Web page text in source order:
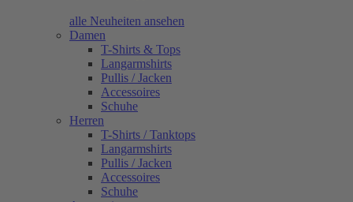
alle Neuheiten ansehen
Damen
T-Shirts & Tops
Langarmshirts
Pullis / Jacken
Accessoires
Schuhe
Herren
T-Shirts / Tanktops
Langarmshirts
Pullis / Jacken
Accessoires
Schuhe